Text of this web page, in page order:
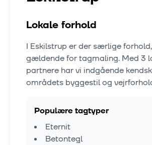
Lokale forhold
I Eskilstrup er der særlige
gældende for tagmaling. Med 3
partnere har vi indgående
områdets byggestil og
Populære tagtyper
Eternit
Betontegl